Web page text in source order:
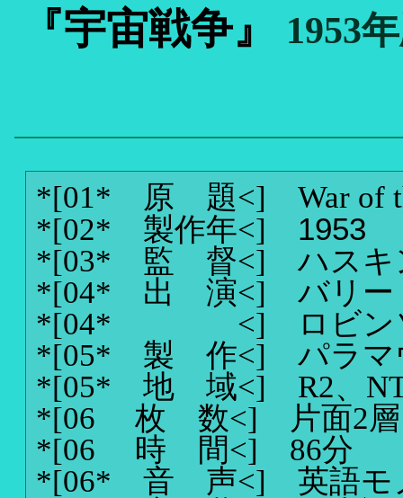
『宇宙戦争』 1953
*[01* 原 題<]War of
*[02* 製作年<] 1953
*[03* 監 督<]ハス
*[04* 出 演<]バリー
*[04* <]
ロビ
*[05* 製 作<]パラ
*[05* 地 域<] R2、
*[06 枚 数<]
片面2
*[06 時 間<] 86分
*[06* 音 声<]英語モ